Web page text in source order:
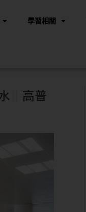
學習相關
｜高普